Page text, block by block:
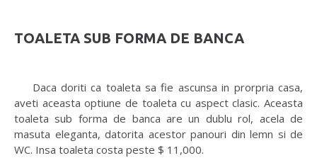
TOALETA SUB FORMA DE BANCA
Daca doriti ca toaleta sa fie ascunsa in prorpria casa,
aveti aceasta optiune de toaleta cu aspect clasic. Aceasta
toaleta sub forma de banca are un dublu rol, acela de
masuta eleganta, datorita acestor panouri din lemn si de
WC. Insa toaleta costa peste $ 11,000.